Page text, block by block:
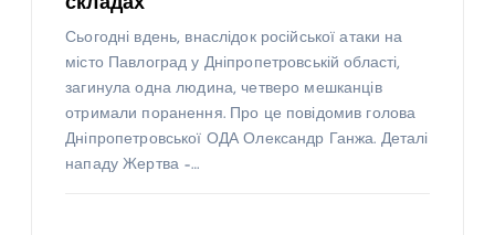
складах
Сьогодні вдень, внаслідок російської атаки на
місто Павлоград у Дніпропетровській області,
загинула одна людина, четверо мешканців
отримали поранення. Про це повідомив голова
Дніпропетровської ОДА Олександр Ганжа. Деталі
нападу Жертва –…